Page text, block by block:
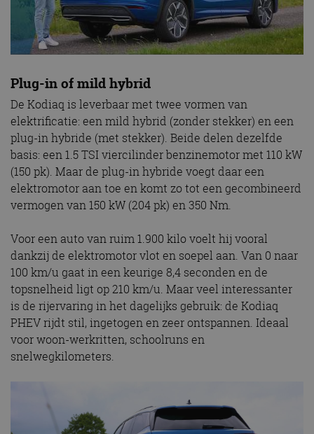
Plug-in of mild hybrid
De Kodiaq is leverbaar met twee vormen van
elektrificatie: een mild hybrid (zonder stekker) en een
plug-in hybride (met stekker). Beide delen dezelfde
basis: een 1.5 TSI viercilinder benzinemotor met 110 kW
(150 pk). Maar de plug-in hybride voegt daar een
elektromotor aan toe en komt zo tot een gecombineerd
vermogen van 150 kW (204 pk) en 350 Nm.
Voor een auto van ruim 1.900 kilo voelt hij vooral
dankzij de elektromotor vlot en soepel aan. Van 0 naar
100 km/u gaat in een keurige 8,4 seconden en de
topsnelheid ligt op 210 km/u. Maar veel interessanter
is de rijervaring in het dagelijks gebruik: de Kodiaq
PHEV rijdt stil, ingetogen en zeer ontspannen. Ideaal
voor woon-werkritten, schoolruns en
snelwegkilometers.